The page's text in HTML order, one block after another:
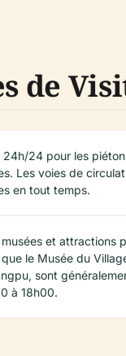
de
24h/24 pour les
Les voies de
en tout temps.
musées et attractions
le Musée du
sont
à 18h00.